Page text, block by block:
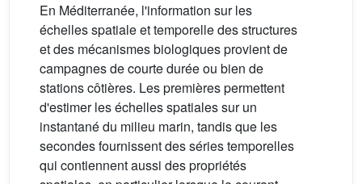
En Méditerranée, l'information sur les
échelles spatiale et temporelle des structures
et des mécanismes biologiques provient de
campagnes de courte durée ou bien de
stations côtières. Les premières permettent
d'estimer les échelles spatiales sur un
instantané du milieu marin, tandis que les
secondes fournissent des séries temporelles
qui contiennent aussi des propriétés